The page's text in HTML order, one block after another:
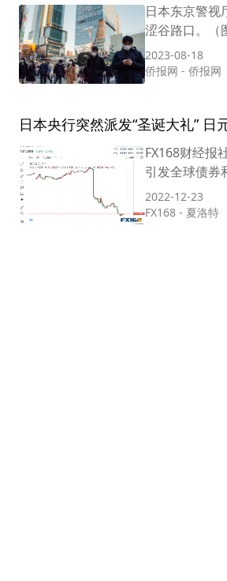
日本东京警视
涩谷路口。（
2023-08-18
侨报网 - 侨报网
日本央行突然派发“圣诞大礼” 日
FX168财经报
引发全球债券
2022-12-23
FX168 - 夏洛特